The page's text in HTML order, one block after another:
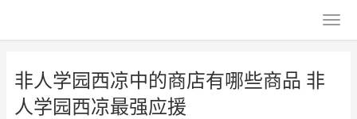
非人学园西凉中的商店有哪些商品 非
人学园西凉最强应援